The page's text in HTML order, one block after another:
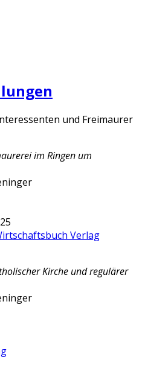
und Freimaurer
im Ringen um
Verlag
Kirche und regulärer